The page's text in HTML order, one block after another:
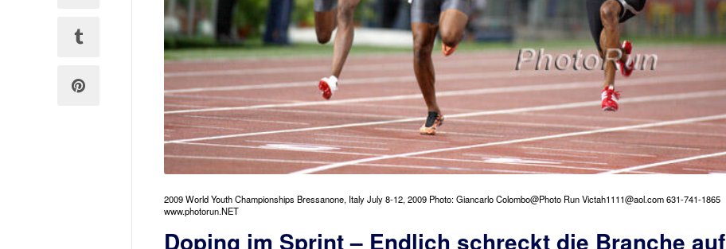
2009 World Youth Championships Bressanone, Italy July 8-12, 2009 Photo: Giancarlo Colombo@Photo Run Victah1111@aol.com 631-741-1865
www.photorun.NET
Doping im Sprint – Endlich schreckt die Branche auf